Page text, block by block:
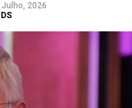
Julho, 2026